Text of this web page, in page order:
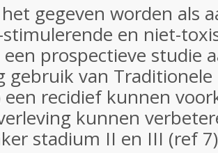
gegeven worden als
en niet-
prospectieve studie
gebruik van
een recidief kunnen
kunnen
stadium II en III (ref